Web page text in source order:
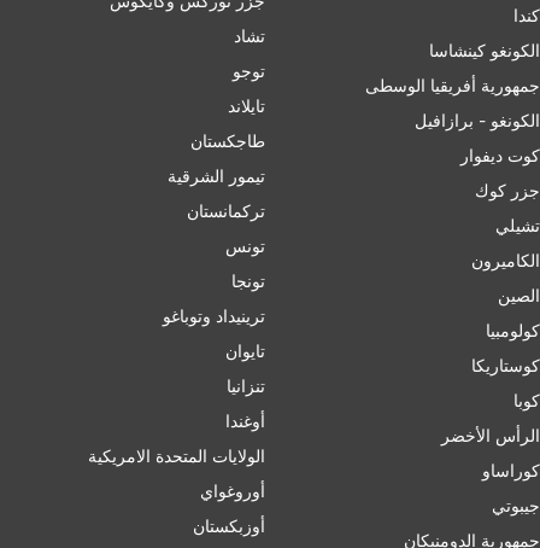
ﻛﻨﺪا
الكونغو كينشاسا
جمهورية أفريقيا الوسطى
الكونغو - برازافيل
كوت ديفوار
جزر كوك
تشيلي
الكاميرون
الصين
کولومبیا
كوستاريكا
كوبا
الرأس الأخضر
كوراساو
جيبوتي
جمهورية الدومنيكان
تشاد
توجو
تايلاند
طاجكستان
تيمور الشرقية
تركمانستان
تونس
تونجا
ترينيداد وتوباغو
تايوان
تنزانيا
أوغندا
الولايات المتحدة الامريكية
أوروغواي
أوزبكستان